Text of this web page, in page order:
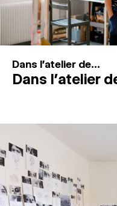
Connexion
Dans l'atelier de...
Dans l’atelier